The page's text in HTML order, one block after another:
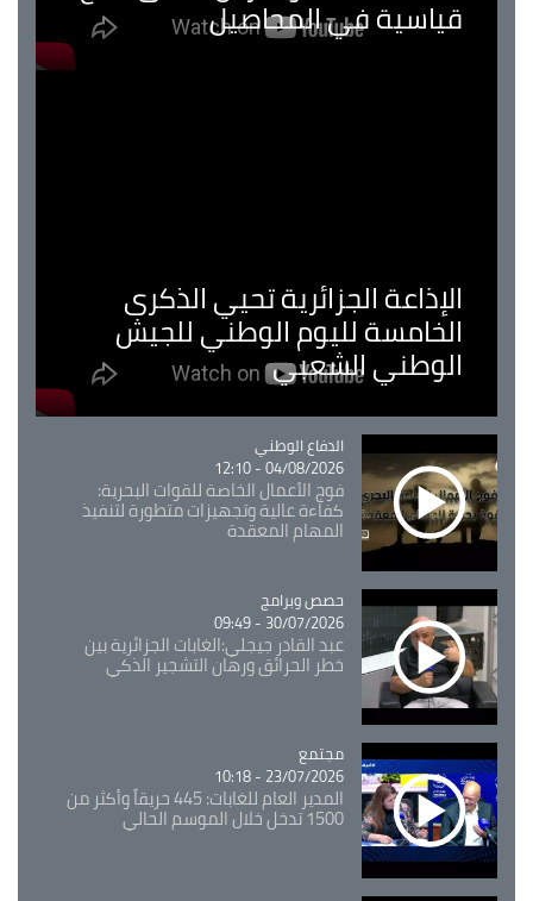
قياسية في المحاصيل
الإذاعة الجزائرية تحيي الذكرى
الخامسة لليوم الوطني للجيش
الوطني الشعبي
Catégorie
الدفاع الوطني
04/08/2026 - 12:10
فوج الأعمال الخاصة للقوات البحرية:
كفاءة عالية وتجهيزات متطورة لتنفيذ
المهام المعقدة
Catégorie
حصص وبرامج
30/07/2026 - 09:49
عبد القادر جيجلي:الغابات الجزائرية بين
خطر الحرائق ورهان التشجير الذكي
Catégorie
مجتمع
23/07/2026 - 10:18
المدير العام للغابات: 445 حريقاً وأكثر من
1500 تدخل خلال الموسم الحالي